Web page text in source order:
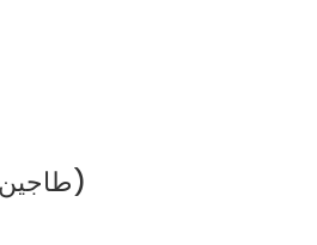
Tajin hlow (طاجين الحلو)